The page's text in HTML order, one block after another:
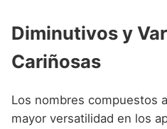
Diminutivos y
Cariñosas
Los nombres compuestos
mayor versatilidad en los